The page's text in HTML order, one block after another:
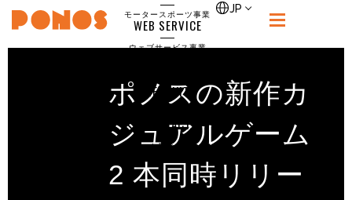
PONOS
モータースポーツ事業
WEB SERVICE
ウェブサービス事業
RECRUIT
CONTACT
お問合せ
JP
ポノスの新作カ
ジュアルゲーム
2 本同時リリー